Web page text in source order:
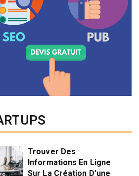
Trouver Des
Informations En Ligne
Sur La Création D’une